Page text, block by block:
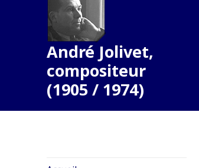
André Jolivet,
compositeur
(1905 / 1974)